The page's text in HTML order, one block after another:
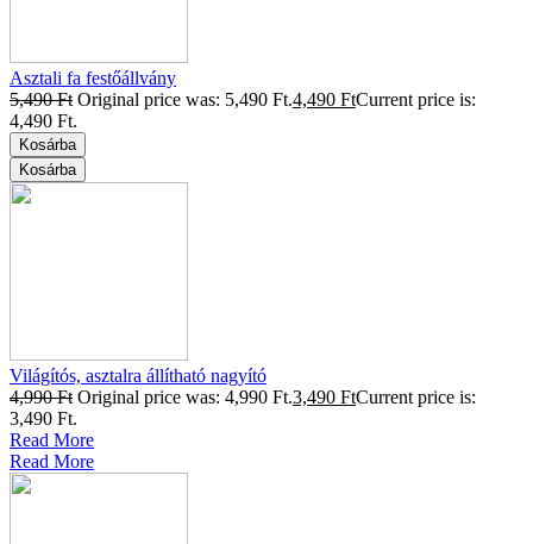
Asztali fa festőállvány
5,490Ft Original price was: 5,490 Ft.4,490 FtCurrent price is:
4,490 Ft.
Kosárba
Kosárba
Világítós, asztalra állítható nagyító
4,990Ft Original price was: 4,990 Ft.3,490 FtCurrent price is:
3,490 Ft.
Read More
Read More